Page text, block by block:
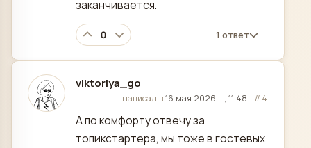
заканчивается.
0 1 ответ
viktoriya_go
отредактировано
написал в16 мая 2026 г., 11:48 · #4
А по комфорту отвечу за
топикстартера, мы тоже в гостевых